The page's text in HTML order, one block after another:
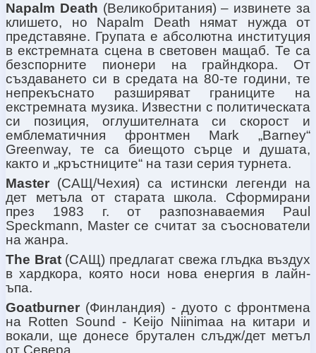
Napalm Death (Великобритания) – извинете за
клишето, но
Napalm Death нямат нужда от
представяне. Групата е абсолютна институция
в екстремната сцена в световен мащаб. Те са
безспорните пионери на грайндкора. От
създаването си в средата на 80-те години, те
непрекъснато разширяват границите на
екстремната музика. Известни с политическата
си позиция, оглушителната си скорост и
емблематичния фронтмен Mark„Barney“
Greenway,те са биещото сърце и душата,
както и „кръстниците“ на тази серия турнета.
Master (САЩ/Чехия) са истински легенди на
дет метъла от старата школа. Сформирани
през 1983 г. от разпознаваемия Paul
Speckmann, Masterсе считат за съоснователи
на жанра.
The Brat(САЩ) предлагат свежа глъдка въздух
в хардкора, която носи нова енергия в лайн-
ъпа.
Goatburner (Финландия) - дуото с фронтмена
на Rotten Sound - Keijo Niinimaa на китари и
вокали, ще донесе брутален слъдж/дет метъл